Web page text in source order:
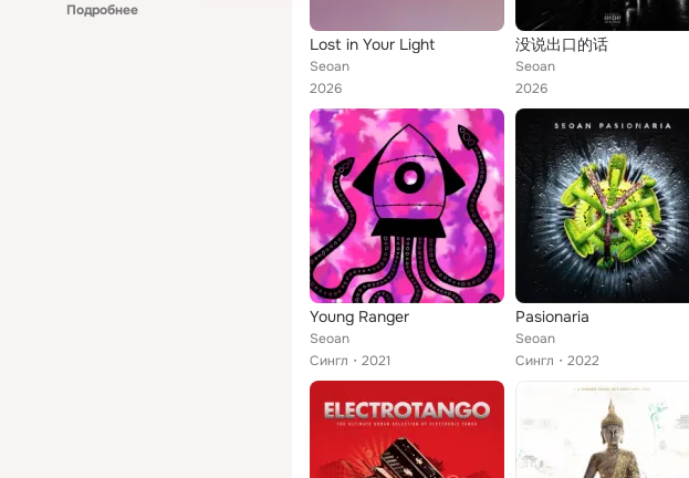
Подробнее
Lost in Your Light
Seoan
2026
没说出口的话
Seoan
2026
Young Ranger
Seoan
Сингл
2021
Pasionaria
Seoan
Сингл
2022